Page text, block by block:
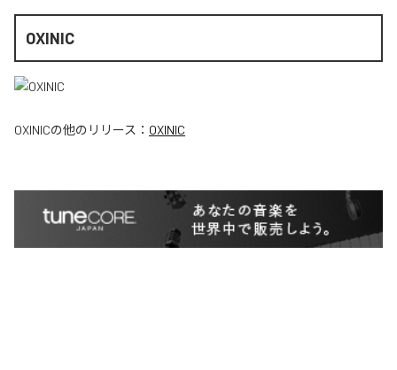
OXINIC
OXINICの他のリリース： OXINIC